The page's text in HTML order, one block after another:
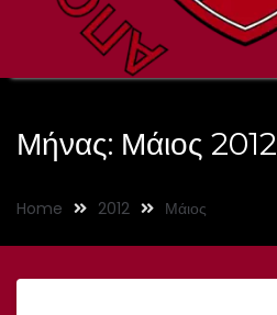
Μήνας: Μάιος 2012
Home 2012 Μάιος